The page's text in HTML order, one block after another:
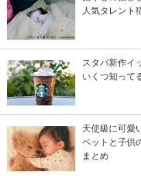
人気タレント
スタバ新作イ
いくつ知って
天使級に可愛
ペットと子供
まとめ